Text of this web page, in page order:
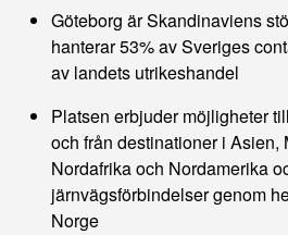
Göteborg är Skandinaviens
hanterar 53% av Sveriges
av landets utrikeshandel
Platsen erbjuder möjligheter
och från destinationer i Asien,
Nordafrika och Nordamerika
järnvägsförbindelser genom
Norge